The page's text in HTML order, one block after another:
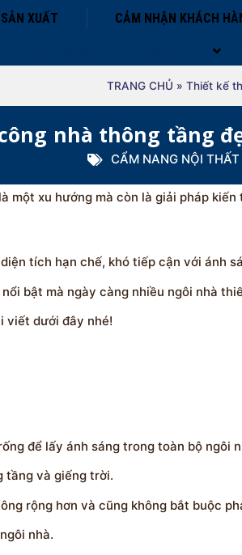
XUẤT CẢM NHẬN KHÁCH
TRANG CHỦ » Thiết kế
nhà thông tầng
CẨM NANG NỘI THẤT
một xu hướng mà còn là giải pháp kiến
tích hạn chế, khó tiếp cận với ánh
bật mà ngày càng nhiều ngôi nhà
viết dưới đây nhé!
để lấy ánh sáng trong toàn bộ ngôi
tầng và giếng trời.
rộng hơn và cũng không bắt buộc
nhà.